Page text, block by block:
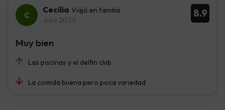
8.9
Cecilia Viajó en familia
Julio 2026
Las piscinas y el delfin club
La comida buena pero poca variedad
Muy bien